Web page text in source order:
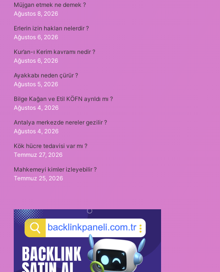
Müjgan etmek ne demek ?
Ağustos 8, 2026
Erlerin izin hakları nelerdir ?
Ağustos 6, 2026
Kur’an-ı Kerim kavramı nedir ?
Ağustos 6, 2026
Ayakkabı neden çürür ?
Ağustos 5, 2026
Bilge Kağan ve Etil KÖFN ayrıldı mı ?
Ağustos 4, 2026
Antalya merkezde nereler gezilir ?
Ağustos 4, 2026
Kök hücre tedavisi var mı ?
Temmuz 27, 2026
Mahkemeyi kimler izleyebilir ?
Temmuz 25, 2026